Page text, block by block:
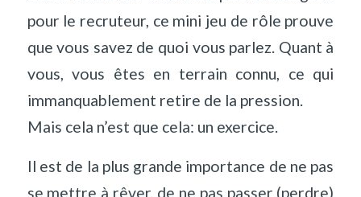
pour le recruteur, ce mini jeu de rôle prouve
que vous savez de quoi vous parlez. Quant à
vous, vous êtes en terrain connu, ce qui
immanquablement retire de la pression.
Mais cela n’est que cela: un exercice.
Il est de la plus grande importance de ne pas
se mettre à rêver, de ne pas passer (perdre)